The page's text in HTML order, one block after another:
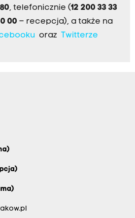
, telefonicznie (12 200 33 33
00 – recepcja), a także na
oraz Twitterze